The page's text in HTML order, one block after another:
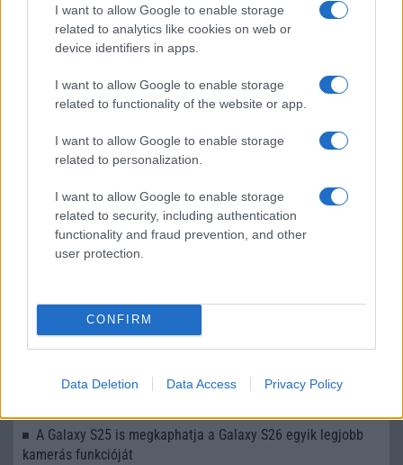
I want to allow Google to enable storage
related to analytics like cookies on web or
device identifiers in apps.
I want to allow Google to enable storage
related to functionality of the website or app.
I want to allow Google to enable storage
related to personalization.
I want to allow Google to enable storage
related to security, including authentication
functionality and fraud prevention, and other
user protection.
CONFIRM
Data Deletion Data Access Privacy Policy
Hatalmas siker a Galaxy Z Fold 8: a Samsung már alig
győzi a rendeléseket
LEGOLVASOTTABBAK
Számos népszerű Samsung Galaxy készülék kimarad a One
UI 9 frissítésből – itt a lista az érintett modellekről
iPhone 18 bemutató dátum - ekkor rántja le a leplet az
Az Android rejtett automatizmusai: hat funkció, amely
észrevétlenül könnyíti meg a mindennapokat
Ez a rejtett Samsung funkció teljesen megváltoztatja a
A Galaxy S25 is megkaphatja a Galaxy S26 egyik legjobb
kamerás funkcióját